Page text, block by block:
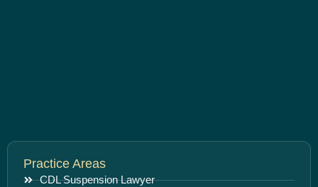
Practice Areas
CDL Suspension Lawyer